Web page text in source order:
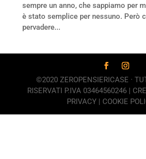
sempre un anno, che sappiamo per
è stato semplice per nessuno. Però
pervadere...
©2020 ZEROPENSIERICASE ·
RISERVATI P.IVA 03464560246 |
PRIVACY| COOKIE